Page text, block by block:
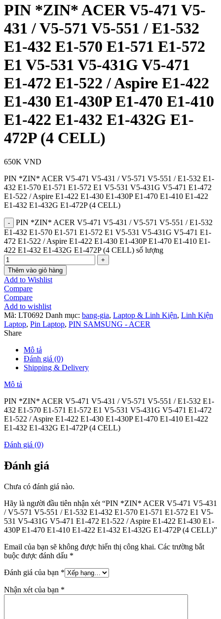
PIN *ZIN* ACER V5-471 V5-
431 / V5-571 V5-551 / E1-532
E1-432 E1-570 E1-571 E1-572
E1 V5-531 V5-431G V5-471
E1-472 E1-522 / Aspire E1-422
E1-430 E1-430P E1-470 E1-410
E1-422 E1-432 E1-432G E1-
472P (4 CELL)
650K VND
PIN *ZIN* ACER V5-471 V5-431 / V5-571 V5-551 / E1-532 E1-
432 E1-570 E1-571 E1-572 E1 V5-531 V5-431G V5-471 E1-472
E1-522 / Aspire E1-422 E1-430 E1-430P E1-470 E1-410 E1-422
E1-432 E1-432G E1-472P (4 CELL)
PIN *ZIN* ACER V5-471 V5-431 / V5-571 V5-551 / E1-532
E1-432 E1-570 E1-571 E1-572 E1 V5-531 V5-431G V5-471 E1-
472 E1-522 / Aspire E1-422 E1-430 E1-430P E1-470 E1-410 E1-
422 E1-432 E1-432G E1-472P (4 CELL) số lượng
Thêm vào giỏ hàng
Add to Wishlist
Compare
Compare
Add to wishlist
Mã: LT0692 Danh mục: bang-gia, Laptop & Linh Kiện, Linh Kiện
Laptop, Pin Laptop, PIN SAMSUNG - ACER
Share
Mô tả
Đánh giá (0)
Shipping & Delivery
Mô tả
PIN *ZIN* ACER V5-471 V5-431 / V5-571 V5-551 / E1-532 E1-
432 E1-570 E1-571 E1-572 E1 V5-531 V5-431G V5-471 E1-472
E1-522 / Aspire E1-422 E1-430 E1-430P E1-470 E1-410 E1-422
E1-432 E1-432G E1-472P (4 CELL)
Đánh giá (0)
Đánh giá
Chưa có đánh giá nào.
Hãy là người đầu tiên nhận xét “PIN *ZIN* ACER V5-471 V5-431
/ V5-571 V5-551 / E1-532 E1-432 E1-570 E1-571 E1-572 E1 V5-
531 V5-431G V5-471 E1-472 E1-522 / Aspire E1-422 E1-430 E1-
430P E1-470 E1-410 E1-422 E1-432 E1-432G E1-472P (4 CELL)”
Email của bạn sẽ không được hiển thị công khai. Các trường bắt
buộc được đánh dấu *
Đánh giá của bạn *
Nhận xét của bạn *